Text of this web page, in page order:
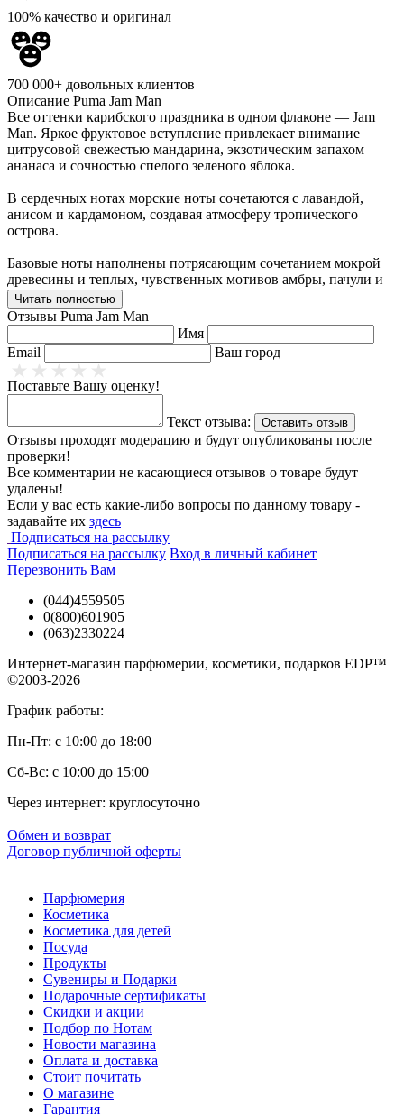
100% качество и оригинал
700 000+ довольных клиентов
Описание Puma Jam Man
Все оттенки карибского праздника в одном флаконе — Jam
Man. Яркое фруктовое вступление привлекает внимание
цитрусовой свежестью мандарина, экзотическим запахом
ананаса и сочностью спелого зеленого яблока.
В сердечных нотах морские ноты сочетаются с лавандой,
анисом и кардамоном, создавая атмосферу тропического
острова.
Базовые ноты наполнены потрясающим сочетанием мокрой
древесины и теплых, чувственных мотивов амбры, пачули и
амбретта.
Купить Puma Jam Man (Пума Джем Мен) Вы можете в нашем
интернет магазине в Киеве, Одессе и по всей Украине. В
наличии есть объемы - 40 ml, 60 ml и тестер - Tester. У нас
Пума в Киеве - доставка для Вас будет быстрой и выгодной!
Читать полностью
Отзывы Puma Jam Man
Имя
Email
Ваш город
Поставьте Вашу оценку!
Текст отзыва: Оставить отзыв
Отзывы проходят модерацию и будут опубликованы после
проверки!
Все комментарии не касающиеся отзывов о товаре будут
удалены!
Если у вас есть какие-либо вопросы по данному товару -
задавайте их здесь
Подписаться на рассылку
Подписаться на рассылку Вход в личный кабинет
Перезвонить Вам
(044)4559505
0(800)601905
(063)2330224
Интернет-магазин парфюмерии, косметики, подарков EDP™
©2003-2026
График работы:
Пн-Пт: с 10:00 до 18:00
Сб-Вс: с 10:00 до 15:00
Через интернет: круглосуточно
Обмен и возврат
Договор публичной оферты
Парфюмерия
Косметика
Косметика для детей
Посуда
Продукты
Сувениры и Подарки
Подарочные сертификаты
Скидки и акции
Подбор по Нотам
Новости магазина
Оплата и доставка
Стоит почитать
О магазине
Гарантия